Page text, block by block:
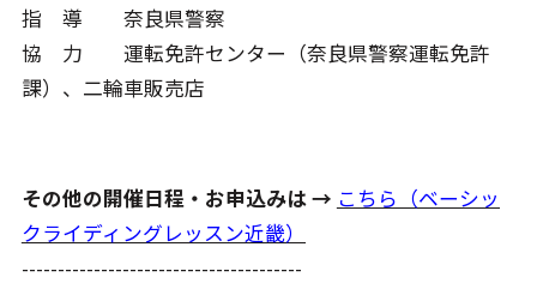
指 導 奈良県警察
協 力 運転免許センター（奈良県警察運転免許
課）、二輪車販売店
その他の開催日程・お申込みは → こちら（ベーシッ
クライディングレッスン近畿）
---------------------------------------